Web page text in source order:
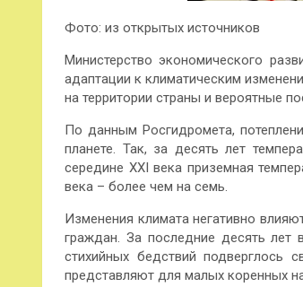
Фото: из открытых источников
Министерство экономического
адаптации к климатическим
на территории страны и вероятные
По данным Росгидромета,
планете. Так, за десять лет
середине XXI века приземная
века – более чем на семь.
Изменения климата негативно
граждан. За последние десять лет
стихийных бедствий подверглось
представляют для малых коренных